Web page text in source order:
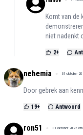
Komt van de
niet nadenkt
2+
nehemia 31 oktober
Door gebrek aan
19+ Antwoord
ron51 31 oktober 2025